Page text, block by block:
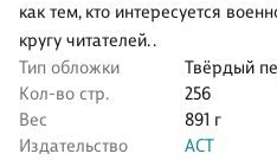
как тем, кто интересуется
кругу читателей. .
Тип обложки
Твёрдый
Кол-во стр.
256
Вес
891 г
Издательство
АСТ